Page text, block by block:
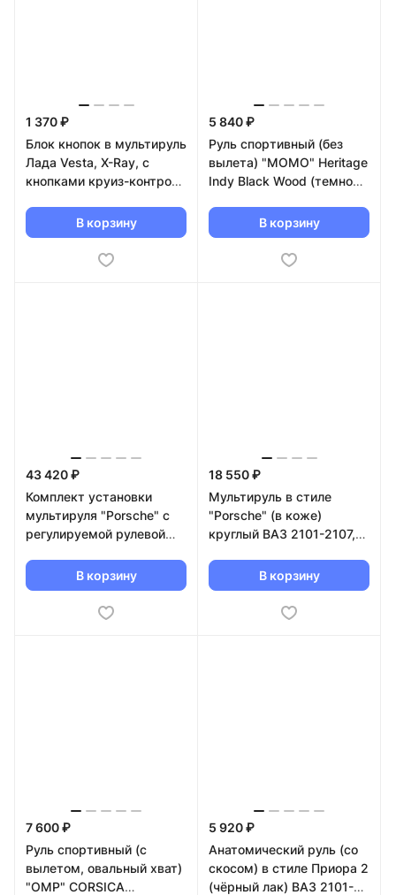
1 370 ₽
Блок кнопок в мультируль
Лада Vesta, X-Ray, с
кнопками круиз-контроля
В корзину
5 840 ₽
Руль спортивный (без
вылета) "MOMO" Heritage
Indy Black Wood (темное
В корзину
43 420 ₽
Комплект установки
мультируля "Porsche" с
регулируемой рулевой
(до 2020г.)В корзину
18 550 ₽
Мультируль в стиле
"Porsche" (в коже)
круглый ВАЗ 2101-2107,
лак)
В корзину
7 600 ₽
Руль спортивный (с
вылетом, овальный хват)
"OMP" CORSICA
5 920 ₽
Анатомический руль (со
скосом) в стиле Приора 2
(чёрный лак) ВАЗ 2101-